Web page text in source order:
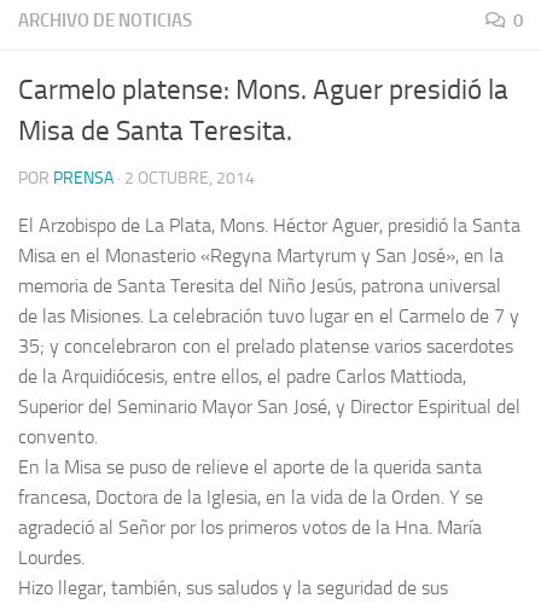
ARCHIVO DE NOTICIAS 0
Carmelo platense: Mons. Aguer presidió la
Misa de Santa Teresita.
POR PRENSA · 2 OCTUBRE, 2014
El Arzobispo de La Plata, Mons. Héctor Aguer, presidió la Santa
Misa en el Monasterio «Regyna Martyrum y San José», en la
memoria de Santa Teresita del Niño Jesús, patrona universal
de las Misiones. La celebración tuvo lugar en el Carmelo de 7 y
35; y concelebraron con el prelado platense varios sacerdotes
de la Arquidiócesis, entre ellos, el padre Carlos Mattioda,
Superior del Seminario Mayor San José, y Director Espiritual del
convento.
En la Misa se puso de relieve el aporte de la querida santa
francesa, Doctora de la Iglesia, en la vida de la Orden. Y se
agradeció al Señor por los primeros votos de la Hna. María
Lourdes.
Hizo llegar, también, sus saludos y la seguridad de sus